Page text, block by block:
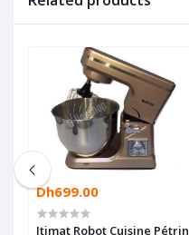
Dh699.00
Itimat Robot Cuisine Pétrin